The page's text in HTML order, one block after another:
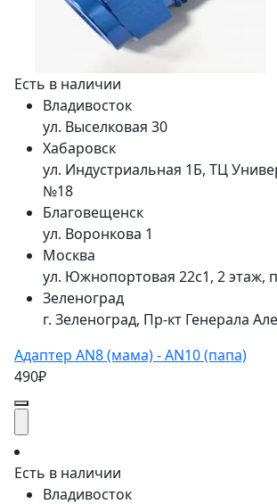
Есть в наличии
Владивосток
ул. Выселковая 30
Хабаровск
ул. Индустриальная 1Б, ТЦ
№18
Благовещенск
ул. Воронкова 1
Москва
ул. Южнопортовая 22с1, 2 этаж,
Зеленоград
г. Зеленоград, Пр-кт Генерала
Адаптер AN8 (мама) - AN10 (папа)
490₽
Есть в наличии
Владивосток